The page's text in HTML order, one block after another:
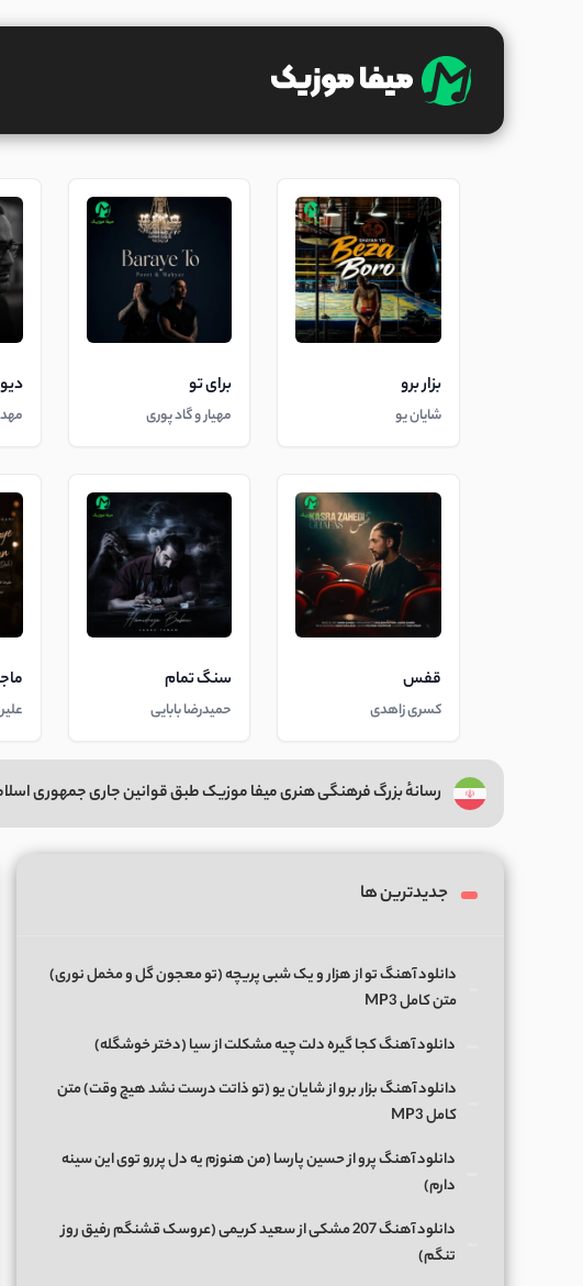
بزار برو
شایان یو
برای تو
مهیار و گاد پوری
قفس
کسری زاهدی
سنگ تمام
حمیدرضا بابایی
رسانهٔ بزرگ فرهنگی هنری میفا موزیک طبق قوانین جاری جمهوری
جدیدترین ها
دانلود آهنگ تو از هزار و یک شبی پریچه (تو معجون گل و مخمل نوری)
متن کامل MP3
دانلود آهنگ کجا گیره دلت چیه مشکلت از سیا (دختر خوشگله)
دانلود آهنگ بزار برو از شایان یو (تو ذاتت درست نشد هیچ وقت) متن
کامل MP3
دانلود آهنگ پرو از حسین پارسا (من هنوزم یه دل پررو توی این سینه
دارم)
دانلود آهنگ 207 مشکی از سعید کریمی (عروسک قشنگم رفیق روز
تنگم)